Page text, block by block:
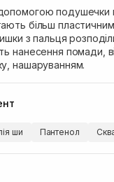
подушечки
більш
з пальця
нанесення помади,
нашаруванням.
ши Пантенол